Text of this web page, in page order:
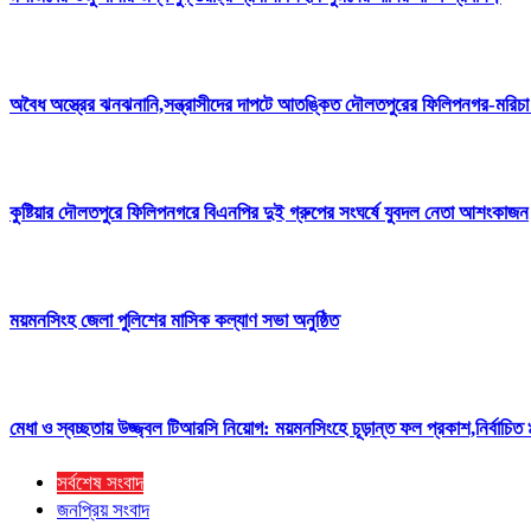
অবৈধ অস্ত্রের ঝনঝনানি,সন্ত্রাসীদের দাপটে আতঙ্কিত দৌলতপুরের ফিলিপনগর-মরিচা
কুষ্টিয়ার দৌলতপুরে ফিলিপনগরে বিএনপির দুই গ্রুপের সংঘর্ষে যুবদল নেতা আশংকাজন
ময়মনসিংহ জেলা পুলিশের মাসিক কল্যাণ সভা অনুষ্ঠিত
মেধা ও স্বচ্ছতায় উজ্জ্বল টিআরসি নিয়োগ: ময়মনসিংহে চূড়ান্ত ফল
সর্বশেষ সংবাদ
জনপ্রিয় সংবাদ